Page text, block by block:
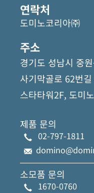
연락처
도미노코리아㈜
주소
경기도 성남시 중
사기막골로 62번
스타타워2F, 도미
제품 문의
02-797-1811
소모품 문의
1670-0760